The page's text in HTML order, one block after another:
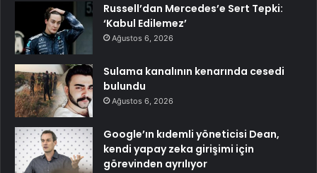
Russell’dan Mercedes’e Sert Tepki:
‘Kabul Edilemez’
Ağustos 6, 2026
Sulama kanalının kenarında cesedi
bulundu
Ağustos 6, 2026
Google’ın kıdemli yöneticisi Dean,
kendi yapay zeka girişimi için
görevinden ayrılıyor